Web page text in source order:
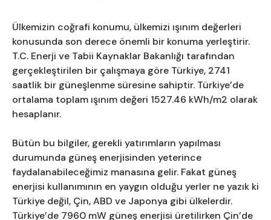
Ülkemizin coğrafi konumu, ülkemizi ışınım değerleri
konusunda son derece önemli bir konuma yerleştirir.
T.C. Enerji ve Tabii Kaynaklar Bakanlığı tarafından
gerçekleştirilen bir çalışmaya göre Türkiye, 2741
saatlik bir güneşlenme süresine sahiptir. Türkiye’de
ortalama toplam ışınım değeri 1527.46 kWh/m2 olarak
hesaplanır.
Bütün bu bilgiler, gerekli yatırımların yapılması
durumunda güneş enerjisinden yeterince
faydalanabileceğimiz manasına gelir. Fakat güneş
enerjisi kullanımının en yaygın olduğu yerler ne yazık ki
Türkiye değil, Çin, ABD ve Japonya gibi ülkelerdir.
Türkiye’de 7960 mW güneş enerjisi üretilirken Çin’de